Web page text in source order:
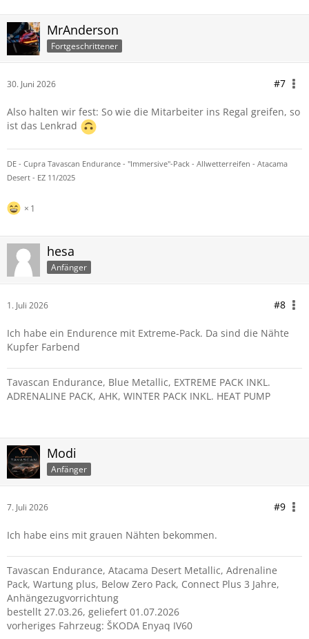
MrAnderson
Fortgeschrittener
30. Juni 2026 #7
Also halten wir fest: So wie die Mitarbeiter ins Regal greifen, so
ist das Lenkrad
DE - Cupra Tavascan Endurance - "Immersive"-Pack - Allwetterreifen - Atacama
Desert - EZ 11/2025
1
hesa
Anfänger
1. Juli 2026 #8
Ich habe ein Endurence mit Extreme-Pack. Da sind die Nähte
Kupfer Farbend
Tavascan Endurance, Blue Metallic, EXTREME PACK INKL.
ADRENALINE PACK, AHK, WINTER PACK INKL. HEAT PUMP
Modi
Anfänger
7. Juli 2026 #9
Ich habe eins mit grauen Nähten bekommen.
Tavascan Endurance, Atacama Desert Metallic, Adrenaline
Pack, Wartung plus, Below Zero Pack, Connect Plus 3 Jahre,
Anhängezugvorrichtung
bestellt 27.03.26, geliefert 01.07.2026
vorheriges Fahrzeug: ŠKODA Enyaq IV60